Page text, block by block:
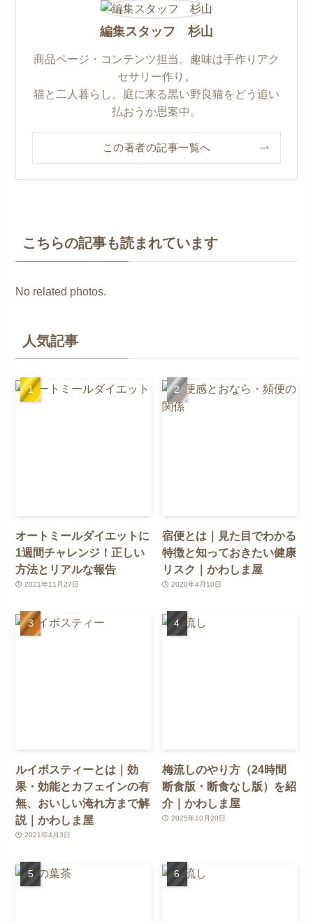
編集スタッフ 杉山
商品ページ・コンテンツ担当。趣味は手作りアク
セサリー作り。
猫と二人暮らし。庭に来る黒い野良猫をどう追い
払おうか思案中。
この著者の記事一覧へ
こちらの記事も読まれています
No related photos.
人気記事
オートミールダイエットに
1週間チャレンジ！正しい
方法とリアルな報告
2021年11月27日
宿便とは｜見た目でわかる
特徴と知っておきたい健康
リスク｜かわしま屋
2020年4月10日
ルイボスティーとは｜効
果・効能とカフェインの有
無、おいしい淹れ方まで解
説｜かわしま屋
2021年4月3日
梅流しのやり方（24時間
断食版・断食なし版）を紹
介｜かわしま屋
2025年10月20日